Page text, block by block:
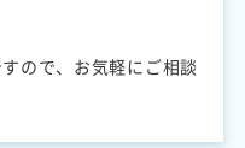
ので、お気軽にご相談